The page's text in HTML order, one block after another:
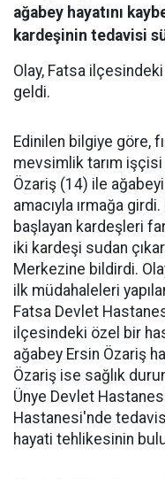
ağabey hayatını
kardeşinin tedavisi
Olay, Fatsa
geldi.
Edinilen bilgiye göre,
mevsimlik tarım
Özariş (14) ile
amacıyla ırmağa
başlayan kardeşleri
iki kardeşi sudan
Merkezine bildirdi.
ilk müdahaleleri
Fatsa Devlet
ilçesindeki özel bir
ağabey Ersin Özariş
Özariş ise sağlık
Ünye Devlet
Hastanesi'nde
hayati tehlikesinin